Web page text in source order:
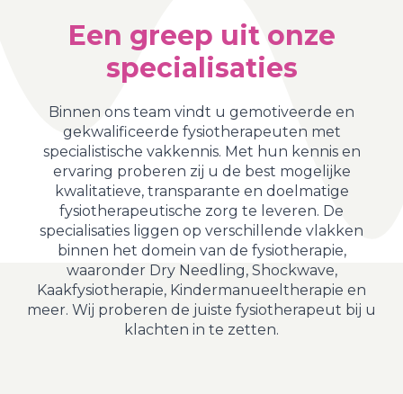
Een greep uit onze
specialisaties
Binnen ons team vindt u gemotiveerde en
gekwalificeerde fysiotherapeuten met
specialistische vakkennis. Met hun kennis en
ervaring proberen zij u de best mogelijke
kwalitatieve, transparante en doelmatige
fysiotherapeutische zorg te leveren. De
specialisaties liggen op verschillende vlakken
binnen het domein van de fysiotherapie,
waaronder Dry Needling, Shockwave,
Kaakfysiotherapie, Kindermanueeltherapie en
meer. Wij proberen de juiste fysiotherapeut bij u
klachten in te zetten.